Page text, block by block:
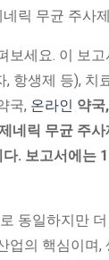
세요. 이 보
항생제 등),
국, 온라인 약
네릭 무균 주
. 보고서에는
동일하지만
의 핵심이며